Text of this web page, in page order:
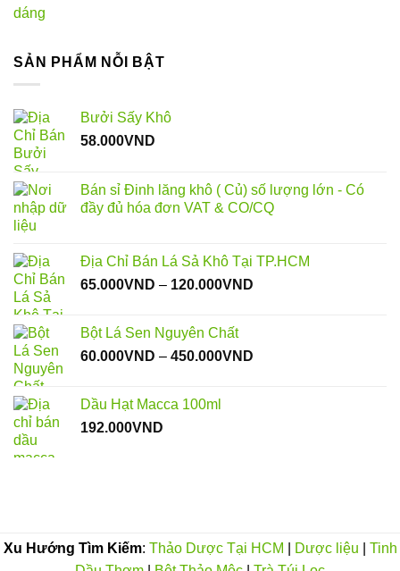
dáng
SẢN PHẨM NỖI BẬT
Bưởi Sấy Khô
58.000VND
Bán sỉ Đinh lăng khô ( Củ) số lượng lớn - Có
đầy đủ hóa đơn VAT & CO/CQ
Địa Chỉ Bán Lá Sả Khô Tại TP.HCM
65.000VND – 120.000VND
Bột Lá Sen Nguyên Chất
60.000VND – 450.000VND
Dầu Hạt Macca 100ml
192.000VND
Xu Hướng Tìm Kiếm: Thảo Dược Tại HCM Dược liệu
Tinh